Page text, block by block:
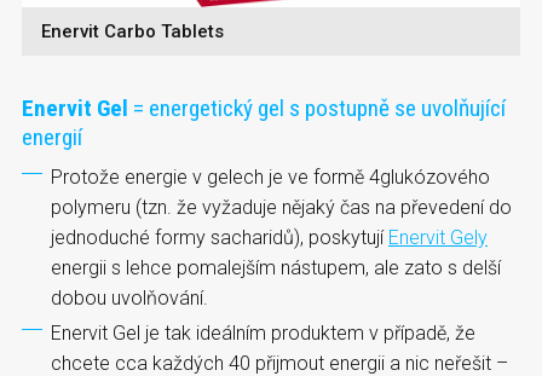
Enervit Carbo Tablets
Enervit Gel = energetický gel s postupně se uvolňující
energií
Protože energie v gelech je ve formě 4glukózového
polymeru (tzn. že vyžaduje nějaký čas na převedení do
jednoduché formy sacharidů), poskytují Enervit Gely
energii s lehce pomalejším nástupem, ale zato s delší
dobou uvolňování.
Enervit Gel je tak ideálním produktem v případě, že
chcete cca každých 40 přijmout energii a nic neřešit –